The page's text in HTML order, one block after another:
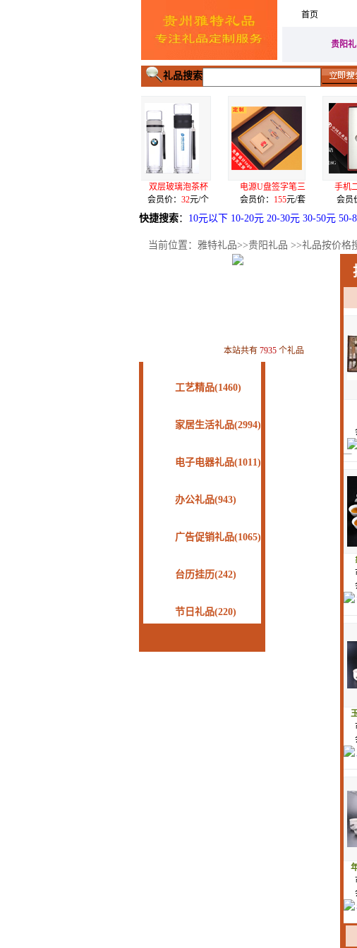
首页
贵阳
礼品搜索
电源U盘签字笔三
会员价：155
手机二用U盘签字
会员价：68
快捷搜索： 10元以下 10-20元 20-30元 30-50元 50-
当前位置： 雅特礼品>>贵阳礼品 >>礼品按价格
本站共有 7935 个礼品
工艺精品(1460)
家居生活礼品(2994)
电子电器礼品(1011)
办公礼品(943)
广告促销礼品(1065)
台历挂历(242)
节日礼品(220)